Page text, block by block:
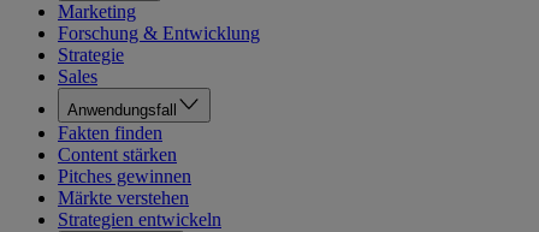
Marketing
Forschung & Entwicklung
Strategie
Sales
Anwendungsfall
Fakten finden
Content stärken
Pitches gewinnen
Märkte verstehen
Strategien entwickeln